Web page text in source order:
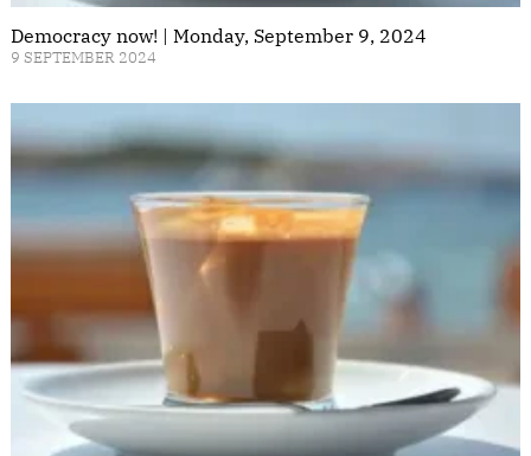
Democracy now! | Monday, September 9, 2024
9 SEPTEMBER 2024